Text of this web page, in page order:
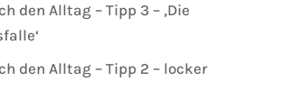
den Alltag – Tipp 3 – ‚Die
den Alltag – Tipp 2 – locker